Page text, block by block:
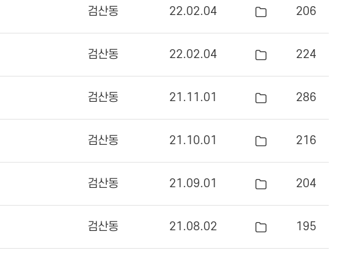
검산동 22.02.04 206
검산동 22.02.04 224
검산동 21.11.01 286
검산동 21.10.01 216
검산동 21.09.01 204
검산동 21.08.02 195